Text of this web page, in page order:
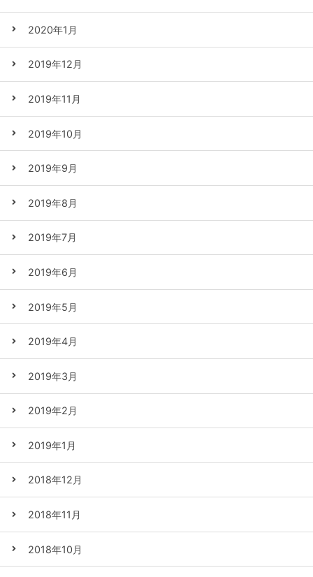
2020年1月
2019年12月
2019年11月
2019年10月
2019年9月
2019年8月
2019年7月
2019年6月
2019年5月
2019年4月
2019年3月
2019年2月
2019年1月
2018年12月
2018年11月
2018年10月